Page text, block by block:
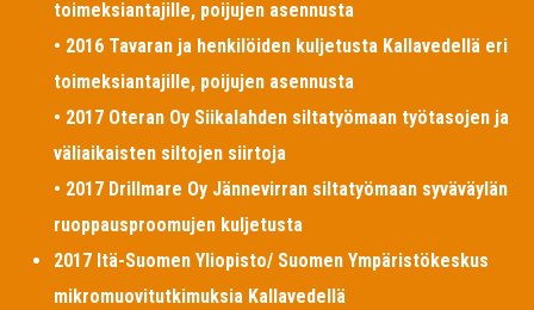
toimeksiantajille, poijujen asennusta
• 2016 Tavaran ja henkilöiden kuljetusta Kallavedellä eri
toimeksiantajille, poijujen asennusta
• 2017 Oteran Oy Siikalahden siltatyömaan työtasojen ja
väliaikaisten siltojen siirtoja
• 2017 Drillmare Oy Jännevirran siltatyömaan syväväylän
ruoppausproomujen kuljetusta
2017 Itä-Suomen Yliopisto/ Suomen Ympäristökeskus
mikromuovitutkimuksia Kallavedellä